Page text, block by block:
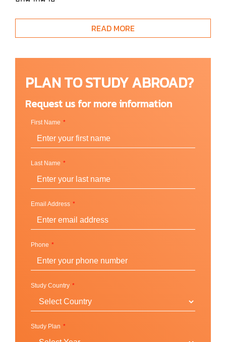
นอกจากนั้น CSU มี Education Park เป็นพื้นที่หลักใน
การสอนหลักสูตรต่าง ๆ ในมหาวิทยาลัย เพื่อเปิดศูนย์การ
เรียนรู้พร้อมกับใช้บริการสื่อการเรียนรู้จาก facilities ของ
ไม่ว่าจะเป็น The Campus International School, The
MC2STEM High School, Center for Innovation in
Medical Professions, CSU Arts Campus at Playhouse
Square และ Washkewicz College of Engineering
makerspace เป็นต้น
สิ่งที่มหาวิทยาลัยตั้งใจให้นักศึกษาทุกคนได้รับเป็น
Engaged Learning และอีกประเด็นสำคัญที่ CSU ยึดมั่น
การสนับสนุนทุนการศึกษา และมุ่งเน้นให้นักศึกษาทุกคน
กับหลากหลายกิจกรรมในมหาวิทยาลัยกับชุมชน หรือ
ยังสร้างโอกาสให้นักศึกษามากกว่า 3,000 คนได้เข้า
internship กับบริษัทชั้นนำมากมาย
อีกหนึ่งจุดเด่นของมหาวิทยาลัยคือการ support นักศึกษา
ทุกคนทุกสัญชาติให้ได้เรียนรู้ในหลักสูตรระดับมาตรฐาน
READ MORE
PLAN TO STUDY ABROAD?
Request us for more information
First Name
Last Name
Email Address
Phone
Study Country
Study Plan